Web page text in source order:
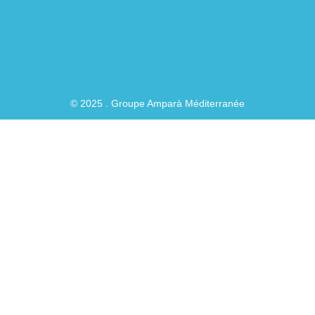
© 2025 . Groupe Amparà Méditerranée